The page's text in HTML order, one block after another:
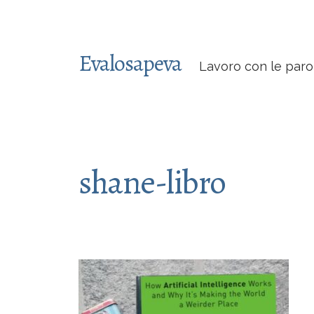
Evalosapeva Lavoro con le
shane-libro